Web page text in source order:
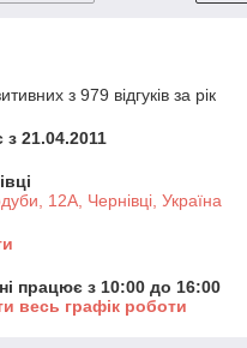
з 979 відгуків за рік
21.04.2011
12А, Чернівці, Україна
працює з 10:00 до 16:00
весь графік роботи